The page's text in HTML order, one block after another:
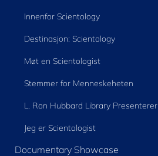
Innenfor Scientology
Destinasjon: Scientology
Møt en Scientologist
Stemmer for Menneskeheten
L. Ron Hubbard Library Presenterer
Jeg er Scientologist
Documentary Showcase